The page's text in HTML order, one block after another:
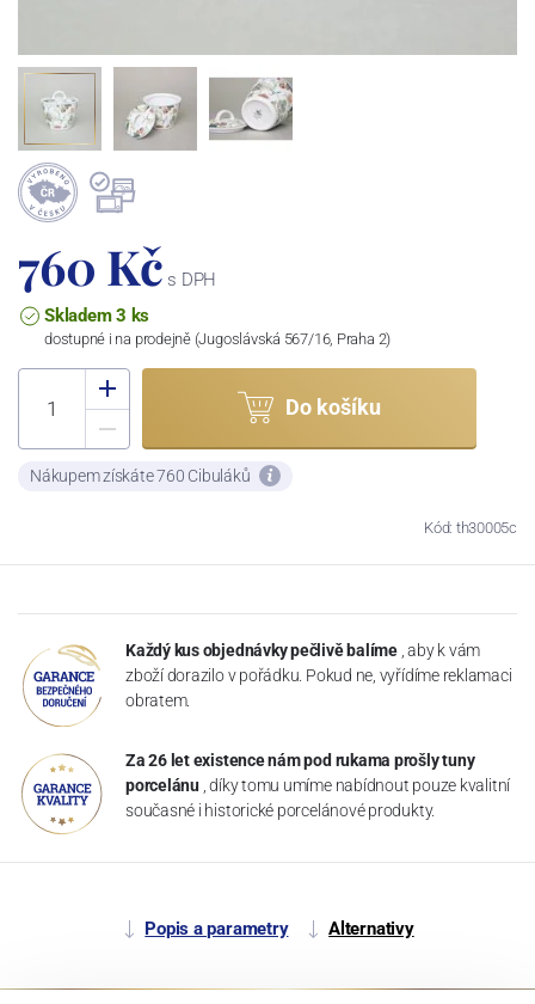
760 Kč s DPH
Skladem 3 ks
dostupné i na prodejně (Jugoslávská 567/16, Praha 2)
Do košíku
Nákupem získáte 760 Cibuláků
Kód: th30005c
Každý kus objednávky pečlivě balíme , aby k vám
zboží dorazilo v pořádku. Pokud ne, vyřídíme reklamaci
obratem.
Za 26 let existence nám pod rukama prošly tuny
porcelánu , díky tomu umíme nabídnout pouze kvalitní
současné i historické porcelánové produkty.
Popis a parametry Alternativy